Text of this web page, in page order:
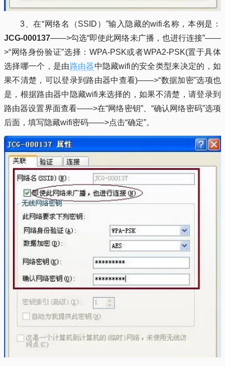
3、在“网络名（SSID）”输入隐藏的wifi名称，本例是：
JCG-000137——>勾选“即使此网络未广播，也进行连接”——
>“网络身份验证”选择：WPA-PSK或者WPA2-PSK(置于具体
选择哪一个，是由路由器中隐藏wifi的安全类型来决定的，如
果不清楚，可以登录到路由器中查看)——>“数据加密”选项也
是，根据路由器中隐藏wifi来选择的，如果不清楚，请登录到
路由器设置界面查看——>在“网络密钥”、“确认网络密码”选项
后面，填写隐藏wifi密码——>点击“确定”。